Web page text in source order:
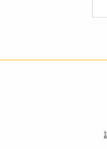
なし
* 冷蔵庫(3～8℃)
* 温度上昇や撹